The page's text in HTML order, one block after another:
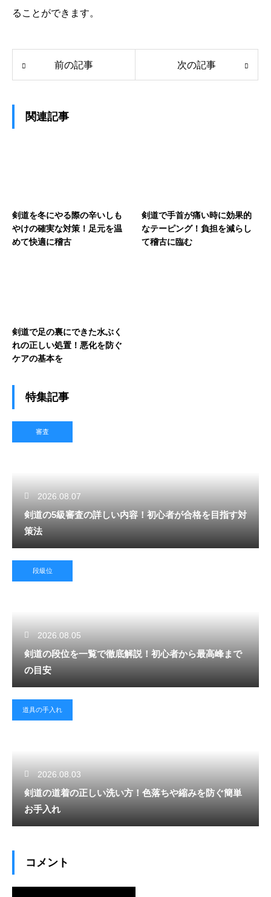
ることができます。
前の記事 次の記事
関連記事
剣道を冬にやる際の辛いしも
やけの確実な対策！足元を温
めて快適に稽古
剣道で手首が痛い時に効果的
なテーピング！負担を減らし
て稽古に臨む
剣道で足の裏にできた水ぶく
れの正しい処置！悪化を防ぐ
ケアの基本を
特集記事
審査
2026.08.07
剣道の5級審査の詳しい内容！初心者が合格を目指す対
策法
段級位
2026.08.05
剣道の段位を一覧で徹底解説！初心者から最高峰まで
の目安
道具の手入れ
2026.08.03
剣道の道着の正しい洗い方！色落ちや縮みを防ぐ簡単
お手入れ
コメント